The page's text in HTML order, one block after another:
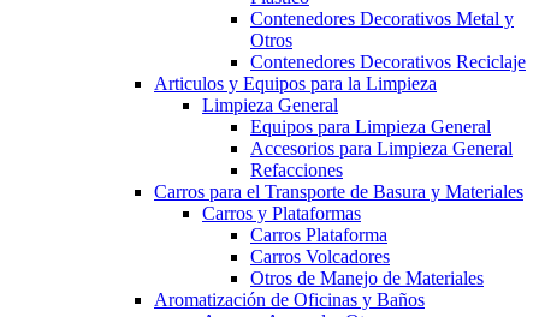
Contenedores Decorativos Metal y
Otros
Contenedores Decorativos Reciclaje
Articulos y Equipos para la Limpieza
Limpieza General
Equipos para Limpieza General
Accesorios para Limpieza General
Refacciones
Carros para el Transporte de Basura y Materiales
Carros y Plataformas
Carros Plataforma
Carros Volcadores
Otros de Manejo de Materiales
Aromatización de Oficinas y Baños